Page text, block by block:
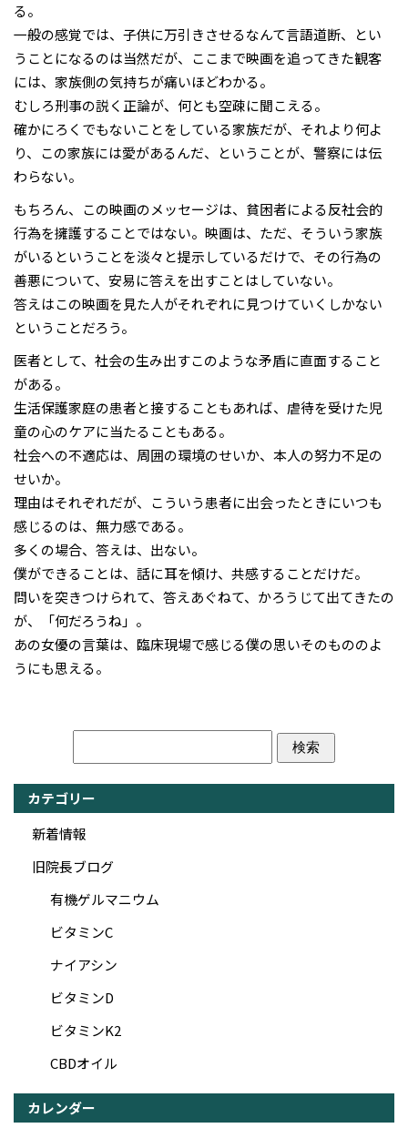
る。
一般の感覚では、子供に万引きさせるなんて言語道断、とい
うことになるのは当然だが、ここまで映画を追ってきた観客
には、家族側の気持ちが痛いほどわかる。
むしろ刑事の説く正論が、何とも空疎に聞こえる。
確かにろくでもないことをしている家族だが、それより何よ
り、この家族には愛があるんだ、ということが、警察には伝
わらない。
もちろん、この映画のメッセージは、貧困者による反社会的
行為を擁護することではない。映画は、ただ、そういう家族
がいるということを淡々と提示しているだけで、その行為の
善悪について、安易に答えを出すことはしていない。
答えはこの映画を見た人がそれぞれに見つけていくしかない
ということだろう。
医者として、社会の生み出すこのような矛盾に直面すること
がある。
生活保護家庭の患者と接することもあれば、虐待を受けた児
童の心のケアに当たることもある。
社会への不適応は、周囲の環境のせいか、本人の努力不足の
せいか。
理由はそれぞれだが、こういう患者に出会ったときにいつも
感じるのは、無力感である。
多くの場合、答えは、出ない。
僕ができることは、話に耳を傾け、共感することだけだ。
問いを突きつけられて、答えあぐねて、かろうじて出てきたの
が、「何だろうね」。
あの女優の言葉は、臨床現場で感じる僕の思いそのもののよ
うにも思える。
カテゴリー
新着情報
旧院長ブログ
有機ゲルマニウム
ビタミンC
ナイアシン
ビタミンD
ビタミンK2
CBDオイル
カレンダー